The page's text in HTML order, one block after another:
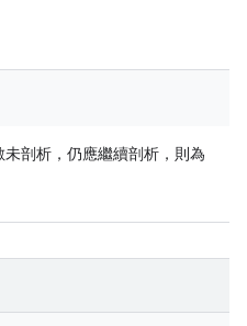
未剖析，仍應繼續剖析，則為